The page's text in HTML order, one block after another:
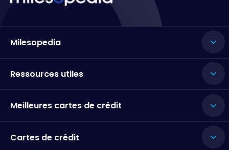
Milesopedia
Ressources utiles
Meilleures cartes de crédit
Cartes de crédit